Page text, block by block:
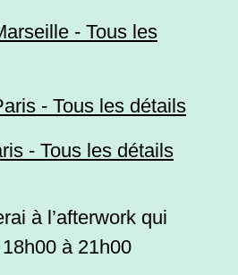
- Tous les
- Tous les détails
- Tous les détails
à l’afterwork qui
à 21h00